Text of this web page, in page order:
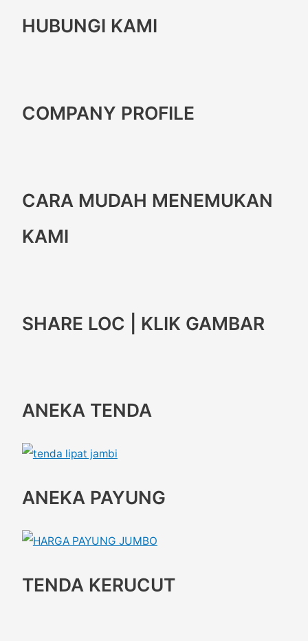
HUBUNGI KAMI
COMPANY PROFILE
CARA MUDAH MENEMUKAN
KAMI
SHARE LOC | KLIK GAMBAR
ANEKA TENDA
ANEKA PAYUNG
TENDA KERUCUT